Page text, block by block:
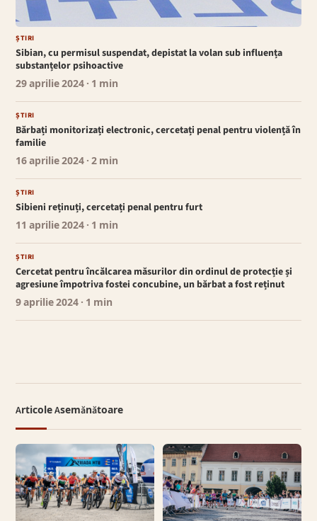
ȘTIRI
Sibian, cu permisul suspendat, depistat la volan sub influența
substanțelor psihoactive
29 aprilie 2024 · 1 min
ȘTIRI
Bărbați monitorizați electronic, cercetați penal pentru violență în
familie
16 aprilie 2024 · 2 min
ȘTIRI
Sibieni reținuți, cercetați penal pentru furt
11 aprilie 2024 · 1 min
ȘTIRI
Cercetat pentru încălcarea măsurilor din ordinul de protecție și
agresiune împotriva fostei concubine, un bărbat a fost reținut
9 aprilie 2024 · 1 min
Articole Asemănătoare